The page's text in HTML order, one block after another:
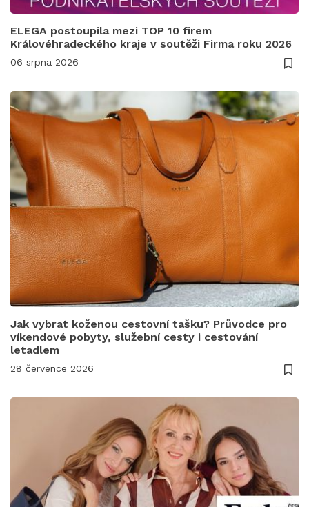
ELEGA postoupila mezi TOP 10 firem
Královéhradeckého kraje v soutěži Firma roku 2026
06 srpna 2026
Jak vybrat koženou cestovní tašku? Průvodce pro
víkendové pobyty, služební cesty i cestování
letadlem
28 července 2026